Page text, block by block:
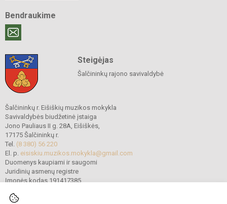
Bendraukime
Steigėjas
Šalčininkų rajono savivaldybė
Šalčininkų r. Eišiškių muzikos mokykla
Savivaldybės biudžetinė įstaiga
Jono Pauliaus II g. 28A, Eišiškės,
17175 Šalčininkų r.
Tel. (8 380) 56 220
El. p. eisiskiu.muzikos.mokykla@gmail.com
Duomenys kaupiami ir saugomi
Juridinių asmenų registre
Įmonės kodas 191417385